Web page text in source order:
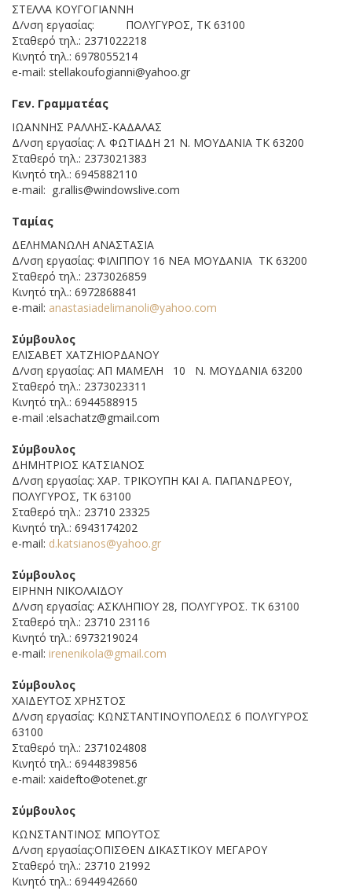
ΣΤΕΛΛΑ ΚΟΥΓΟΓΙΑΝΝΗ
Δ/νση εργασίας: ΠΟΛΥΓΥΡΟΣ, ΤΚ 63100
Σταθερό τηλ.: 2371022218
Κινητό τηλ.: 6978055214
e-mail: stellakoufogianni@yahoo.gr
Γεν. Γραμματέας
IΩΑΝΝΗΣ ΡΑΛΛΗΣ-ΚΑΔΑΛΑΣ
Δ/νση εργασίας: Λ. ΦΩΤΙΑΔΗ 21 Ν. ΜΟΥΔΑΝΙΑ ΤΚ 63200
Σταθερό τηλ.: 2373021383
Κινητό τηλ.: 6945882110
e-mail: g.rallis@windowslive.com
Ταμίας
ΔΕΛΗΜΑΝΩΛΗ ΑΝΑΣΤΑΣΙΑ
Δ/νση εργασίας: ΦΙΛΙΠΠΟΥ 16 ΝΕΑ ΜΟΥΔΑΝΙΑ ΤΚ 63200
Σταθερό τηλ.: 2373026859
Κινητό τηλ.: 6972868841
e-mail: anastasiadelimanoli@yahoo.com
Σύμβουλος
EΛΙΣΑΒΕΤ ΧΑΤΖΗΙΟΡΔΑΝΟΥ
Δ/νση εργασίας: ΑΠ ΜΑΜΕΛΗ 10 Ν. ΜΟΥΔΑΝΙΑ 63200
Σταθερό τηλ.: 2373023311
Κινητό τηλ.: 6944588915
e-mail :elsachatz@gmail.com
Σύμβουλος
ΔΗΜΗΤΡΙΟΣ ΚΑΤΣΙΑΝΟΣ
Δ/νση εργασίας: ΧΑΡ. ΤΡΙΚΟΥΠΗ ΚΑΙ Α. ΠΑΠΑΝΔΡΕΟΥ,
ΠΟΛΥΓΥΡΟΣ, ΤΚ 63100
Σταθερό τηλ.: 23710 23325
Κινητό τηλ.: 6943174202
e-mail: d.katsianos@yahoo.gr
Σύμβουλος
ΕΙΡΗΝΗ ΝΙΚΟΛΑΪΔΟΥ
Δ/νση εργασίας: ΑΣΚΛΗΠΙΟΥ 28, ΠΟΛΥΓΥΡΟΣ. ΤΚ 63100
Σταθερό τηλ.: 23710 23116
Κινητό τηλ.: 6973219024
e-mail: irenenikola@gmail.com
Σύμβουλος
XΑΙΔΕΥΤΟΣ ΧΡΗΣΤΟΣ
Δ/νση εργασίας: ΚΩΝΣΤΑΝΤΙΝΟΥΠΟΛΕΩΣ 6 ΠΟΛΥΓΥΡΟΣ
63100
Σταθερό τηλ.: 2371024808
Κινητό τηλ.: 6944839856
e-mail: xaidefto@otenet.gr
Σύμβουλος
ΚΩΝΣΤΑΝΤΙΝΟΣ ΜΠΟΥΤΟΣ
Δ/νση εργασίας:ΟΠΙΣΘΕΝ ΔΙΚΑΣΤΙΚΟΥ ΜΕΓΑΡΟΥ
Σταθερό τηλ.: 23710 21992
Κινητό τηλ.: 6944942660